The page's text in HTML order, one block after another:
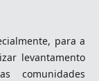
para a
levantamento
comunidades